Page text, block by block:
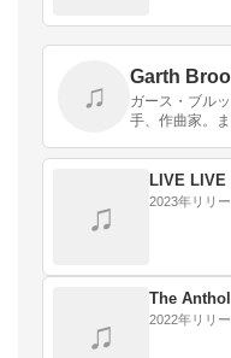
♫
Garth
ガース・ブル
手、作曲家。
ム全てがアメ
のアー…
♫
LIVE LIVE
2023年リリ
♫
The
2022年リリ